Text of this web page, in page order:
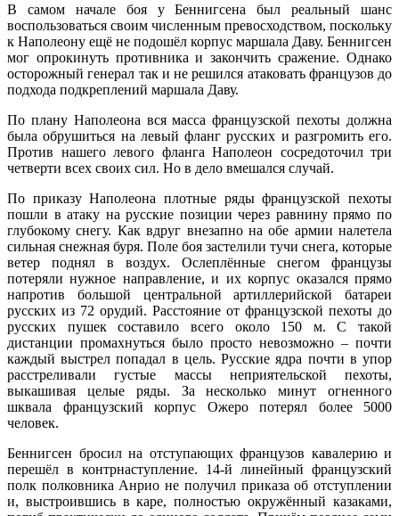
В самом начале боя у Беннигсена был реальный шанс
воспользоваться своим численным превосходством, поскольку
к Наполеону ещё не подошёл корпус маршала Даву. Беннигсен
мог опрокинуть противника и закончить сражение. Однако
осторожный генерал так и не решился атаковать французов до
подхода подкреплений маршала Даву.
По плану Наполеона вся масса французской пехоты должна
была обрушиться на левый фланг русских и разгромить его.
Против нашего левого фланга Наполеон сосредоточил три
четверти всех своих сил. Но в дело вмешался случай.
По приказу Наполеона плотные ряды французской пехоты
пошли в атаку на русские позиции через равнину прямо по
глубокому снегу. Как вдруг внезапно на обе армии налетела
сильная снежная буря. Поле боя застелили тучи снега, которые
ветер поднял в воздух. Ослеплённые снегом французы
потеряли нужное направление, и их корпус оказался прямо
напротив большой центральной артиллерийской батареи
русских из 72 орудий. Расстояние от французской пехоты до
русских пушек составило всего около 150 м. С такой
дистанции промахнуться было просто невозможно – почти
каждый выстрел попадал в цель. Русские ядра почти в упор
расстреливали густые массы неприятельской пехоты,
выкашивая целые ряды. За несколько минут огненного
шквала французский корпус Ожеро потерял более 5000
человек.
Беннигсен бросил на отступающих французов кавалерию и
перешёл в контрнаступление. 14-й линейный французский
полк полковника Анрио не получил приказа об отступлении
и, выстроившись в каре, полностью окружённый казаками,